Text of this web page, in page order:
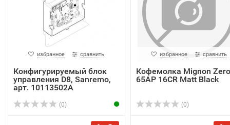
избранное сравнить
Конфигурируемый блок
управления D8, Sanremo,
арт. 10113502A
(0)
избранное сравнить
Кофемолка Mignon Zero
65AP 16CR Matt Black
(0)